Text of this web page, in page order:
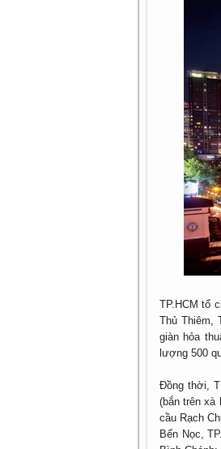
TP.HCM tổ
Thủ Thiêm,
giàn hỏa
lượng 500
Đồng thời,
(bắn trên xà
cầu Rạch
Bến Nọc,